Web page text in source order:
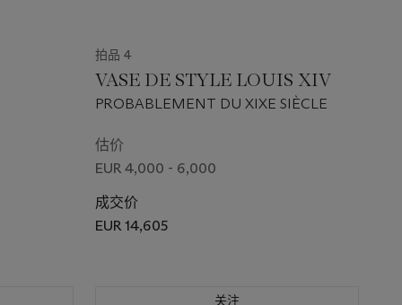
拍品 4
VASE DE STYLE LOUIS XIV
PROBABLEMENT DU XIXE SIÈCLE
估价
EUR 4,000 - 6,000
成交价
EUR 14,605
关注